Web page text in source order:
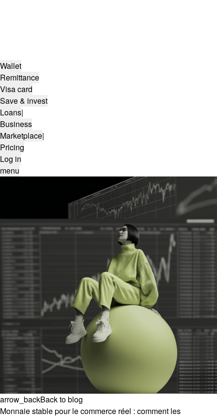
Wallet
Remittance
Visa card
Save & invest
Loans|
Business
Marketplace|
Pricing
Log in
menu
arrow_backBack to blog
Monnaie stable pour le commerce réel : comment les